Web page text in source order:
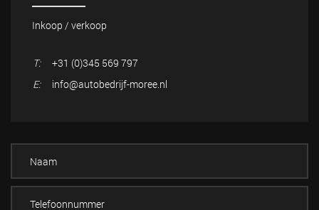
Inkoop / verkoop
T:
+31 (0)345 569 797
E:
info@autobedrijf-moree.nl